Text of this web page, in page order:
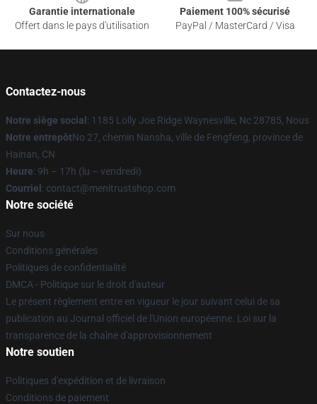
Garantie internationale
Offert dans le pays d'utilisation
Paiement 100% sécurisé
PayPal / MasterCard / Visa
Contactez-nous
Notre siège social : 1185 Lolly Joe Ridge Waynesville, Nc 28785, Nous
Notre entrepôtNo 27, chemin Nansha, ville de Fengfeng, province de
Hainan, CN
Heure: 9h – 17h (lu – vendredi)
Courriel : contact@menitrustshop.com
Notre société
Sur nous
Conditions générales
Politiques de confidentialité
DMCA - Politique sur le droit d'auteur
Le présent règlement entre en vigueur le jour suivant celui de sa
publication au Journal officiel de l'Union européenne. Loi sur la
transparence de la chaîne d'approvisionnement
Notre soutien
Politiques d'expédition et de livraison
Conditions de paiement